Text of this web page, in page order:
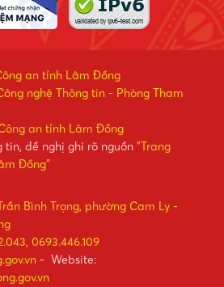
an tỉnh Lâm Đồng
nghệ Thông tin - Phòng Tham
an tỉnh Lâm Đồng
tin, đề nghị ghi rõ nguồn "Trang
Đồng"
Bình Trọng, phường Cam Ly -
0693.446.109
- Website: